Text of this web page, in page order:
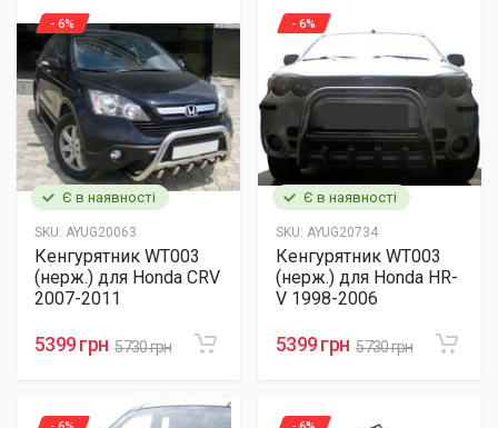
Є в наявності
SKU: AYUG20063
- 6%
Кенгурятник WT003
(нерж.) для Honda CRV
2007-2011
5399 грн 5730 грн
Є в наявності
SKU: AYUG20734
- 6%
Кенгурятник WT003
(нерж.) для Honda HR-
V 1998-2006
5399 грн 5730 грн